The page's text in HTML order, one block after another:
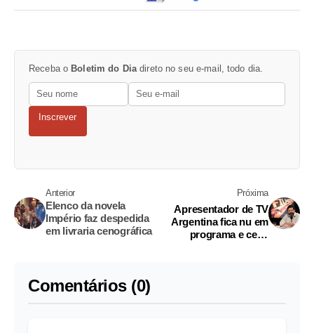
Receba o Boletim do Diadireto no seu e-mail, todo dia.
Inscrever
Anterior
Elenco da novela
Império faz despedida
em livraria cenográfica
Próxima
Apresentador de TV
Argentina fica nu em
programa e cena
Comentários (0)